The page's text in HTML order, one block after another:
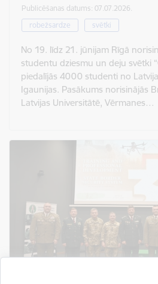
Publicēšanas datums: 07.07.2026.
robežsardze
svētki
No 19. līdz 21. jūnijam Rīgā
studentu dziesmu un deju svētki
piedalījās 4000 studenti no
Igaunijas. Pasākums norisinājās
Latvijas Universitātē, Vērmanes…